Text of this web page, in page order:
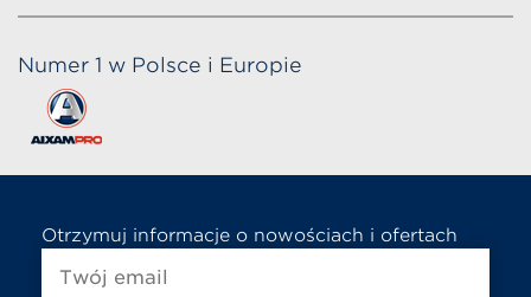
Numer 1 w Polsce i Europie
Otrzymuj informacje o nowościach i ofertach